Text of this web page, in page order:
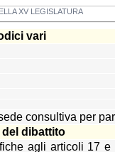
XV LEGISLATURA
vari
consultiva per
dibattito
agli articoli 17